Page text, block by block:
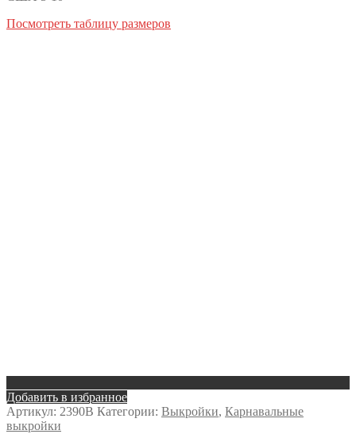
Посмотреть таблицу размеров
Добавить в избранное
Артикул: 2390B Категории: Выкройки, Карнавальные
выкройки